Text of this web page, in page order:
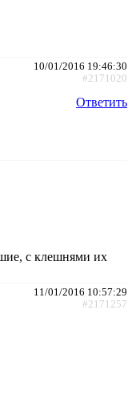
10/01/2016 19:46:30
#2171020
Ответить
с клешнями их
11/01/2016 10:57:29
#2171257